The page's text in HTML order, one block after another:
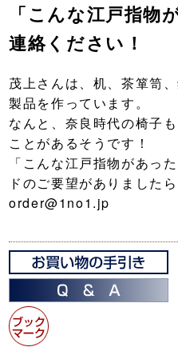
「こんな江戸指物
連絡ください！
茂上さんは、机、茶箪笥
製品を作っています。
なんと、奈良時代の椅子
ことがあるそうです！
「こんな江戸指物があっ
ドのご要望がありました
order@1no1.jp